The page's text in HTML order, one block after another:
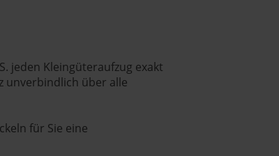
jeden Kleingüteraufzug exakt
unverbindlich über alle
für Sie eine